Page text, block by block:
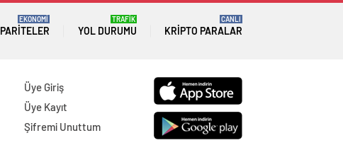
PARITELER
EKONOMİ
YOL DURUMU
TRAFİK
KRIPTO PARALAR
CANLI
Üye Giriş
Üye Kayıt
Şifremi Unuttum